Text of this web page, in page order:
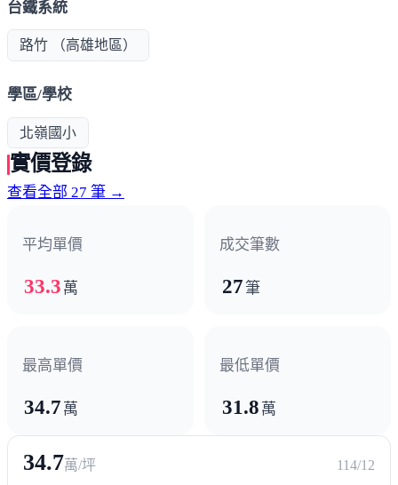
台鐵系統
路竹 （高雄地區）
學區/學校
北嶺國小
實價登錄
查看全部 27 筆 →
平均單價
33.3 萬
成交筆數
27筆
最高單價
34.7 萬
最低單價
31.8 萬
34.7萬/坪
114/12